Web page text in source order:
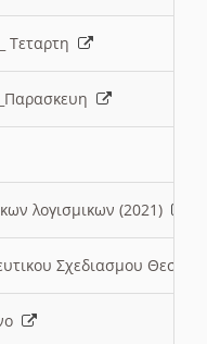
Τεταρτη
λογισμικων (2021)
Σχεδιασμου